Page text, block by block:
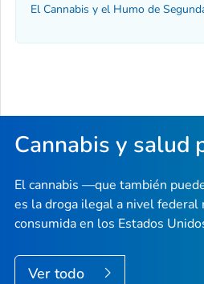
El Cannabis y el Humo de
Cannabis y salud
El cannabis —que también
es la droga ilegal a nivel federal
consumida en los Estados
Ver todo